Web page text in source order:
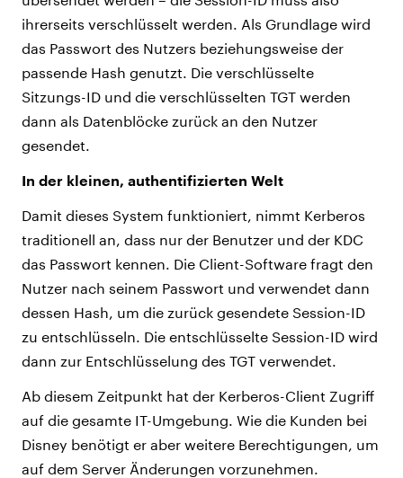
ihrerseits verschlüsselt werden. Als Grundlage wird
das Passwort des Nutzers beziehungsweise der
passende Hash genutzt. Die verschlüsselte
Sitzungs-ID und die verschlüsselten TGT werden
dann als Datenblöcke zurück an den Nutzer
gesendet.
In der kleinen, authentifizierten Welt
Damit dieses System funktioniert, nimmt Kerberos
traditionell an, dass nur der Benutzer und der KDC
das Passwort kennen. Die Client-Software fragt den
Nutzer nach seinem Passwort und verwendet dann
dessen Hash, um die zurück gesendete Session-ID
zu entschlüsseln. Die entschlüsselte Session-ID wird
dann zur Entschlüsselung des TGT verwendet.
Ab diesem Zeitpunkt hat der Kerberos-Client Zugriff
auf die gesamte IT-Umgebung. Wie die Kunden bei
Disney benötigt er aber weitere Berechtigungen, um
auf dem Server Änderungen vorzunehmen.